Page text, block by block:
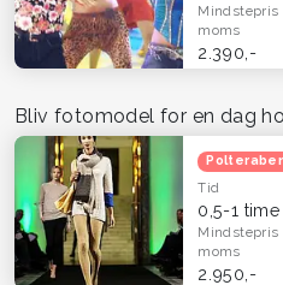
Mindstepris
moms
2.390,-
Bliv fotomodel for en dag
Tid
0,5-1 time
Mindstepris
moms
2.950,-